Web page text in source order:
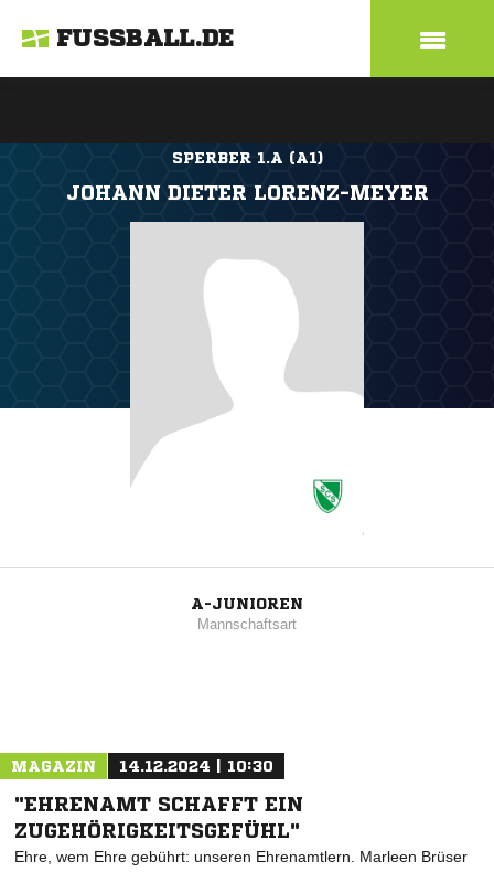
FUSSBALL.DE
SPERBER 1.A (A1)
JOHANN DIETER LORENZ-MEYER
A-JUNIOREN
Mannschaftsart
MAGAZIN 14.12.2024 | 10:30
"EHRENAMT SCHAFFT EIN
ZUGEHÖRIGKEITSGEFÜHL"
Ehre, wem Ehre gebührt: unseren Ehrenamtlern. Marleen Brüser